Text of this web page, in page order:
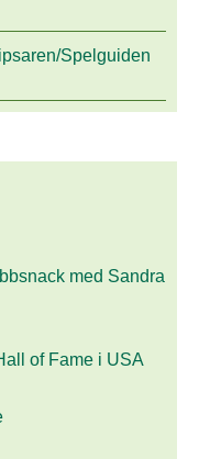
Spelguiden
med Sandra
of Fame i USA